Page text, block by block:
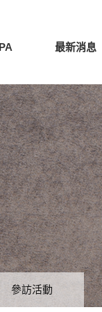
最新消息
參訪活動